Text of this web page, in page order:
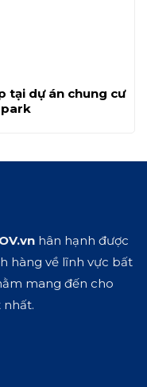
tại dự án chung cư
hân hạnh được
hàng về lĩnh vực bất
mang đến cho